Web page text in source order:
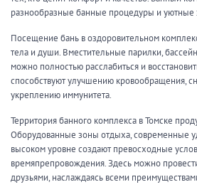
разнообразные банные процедуры и уютные
Посещение бань в оздоровительном
тела и души. Вместительные парилки,
можно полностью расслабиться и
способствуют улучшению кровообращения,
укреплению иммунитета.
Территория банного комплекса в Томске
Оборудованные зоны отдыха, современные
высоком уровне создают превосходные
времяпрепровождения. Здесь можно
друзьями, наслаждаясь всеми